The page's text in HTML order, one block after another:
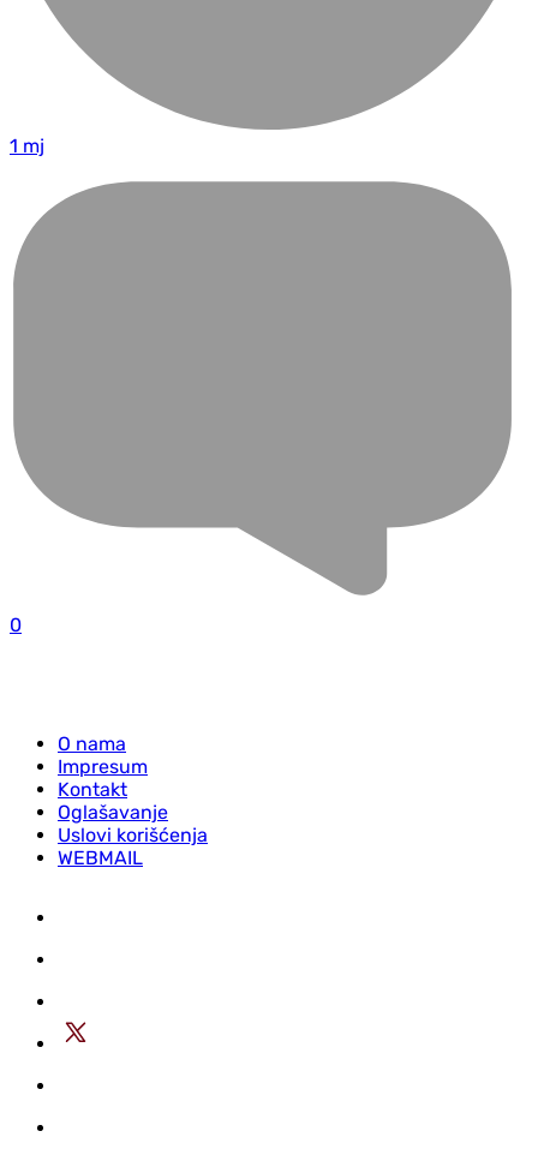
1 mj
0
O nama
Impresum
Kontakt
Oglašavanje
Uslovi korišćenja
WEBMAIL